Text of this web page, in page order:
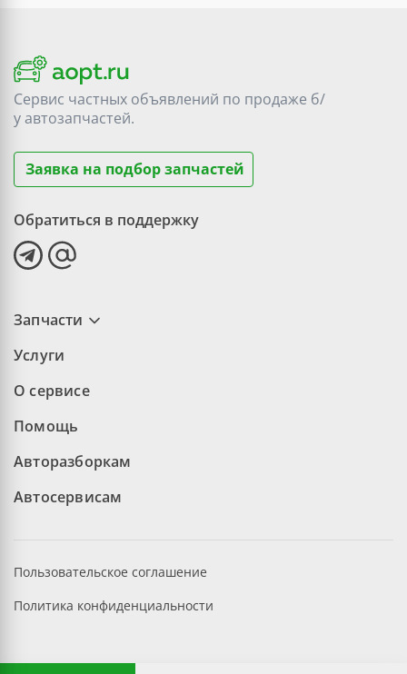
Сервис частных объявлений по продаже б/
уавтозапчастей.
Заявка на подбор запчастей
Обратиться в поддержку
Запчасти
Услуги
О сервисе
Помощь
Авторазборкам
Автосервисам
Пользовательское соглашение
Политика конфиденциальности